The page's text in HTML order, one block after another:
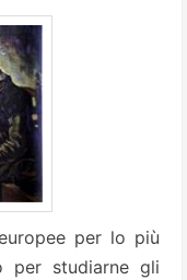
per lo più
per studiarne gli